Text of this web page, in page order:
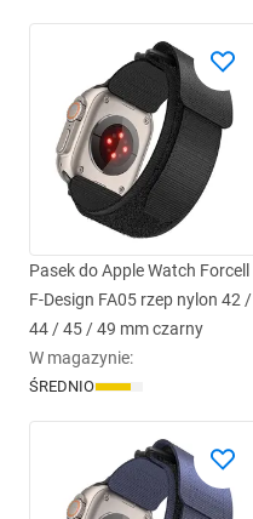
Pasek do Apple Watch Forcell
F-Design FA05 rzep nylon 42 /
44 / 45 / 49 mm czarny
W magazynie:
ŚREDNIO